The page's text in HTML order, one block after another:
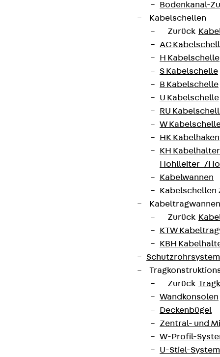
Bodenkanal-
Kabelschellen
Zurück
AC
H Kabelschelle
S Kabelschelle
B Kabelschelle
U Kabelschelle
RU
W
HK Kabelhaken
KH Kabelhalter
Hohlleiter-/
Kabelwannen
Kabelschellen
Zurück
KTW
KBH
Zurück
Wandkonsolen
Deckenbügel
Zentral- und
W-Profil-
U-Stiel-System
Partner von Anfang bis Zukunft.